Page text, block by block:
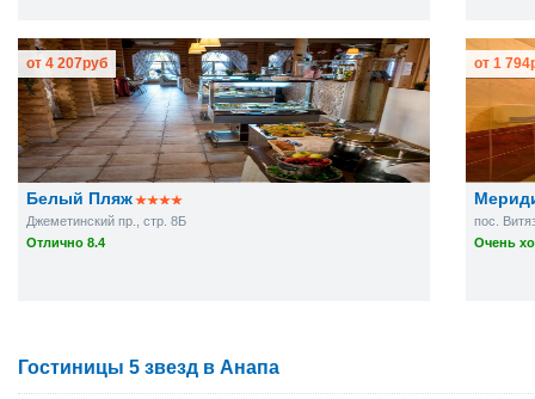
Белый Пляж
Джеметинский пр., стр. 8Б
Отлично 8.4
от 4 207руб
пос.
Очень
от 1 794
Гостиницы 5 звезд в Анапа